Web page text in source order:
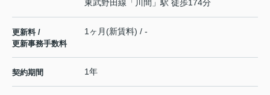
東武野田線 「 川間 」駅 徒歩174分
更新料 /
更新事務手数料
1ヶ月(新賃料) / -
契約期間 1年